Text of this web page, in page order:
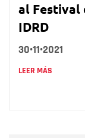
al Festival
IDRD
30•11•2021
LEER MÁS